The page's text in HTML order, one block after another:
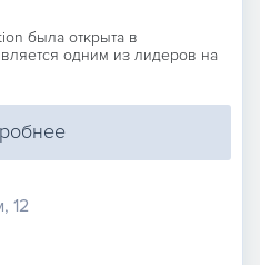
была открыта в
одним из лидеров на
12